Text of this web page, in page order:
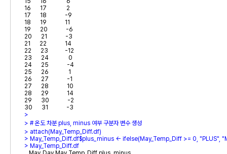
16      17             2
17      18            -9
18      19            11
19      20            -6
20      21            -3
21      22            14
22      23           -12
23      24             0
24      25            -4
25      26             1
26      27            -1
27      28            10
28      29            14
29      30            -2
>
> # 온도 차분 plus, minus 여부 구분자 변수 생성
> attach(May_Temp_Diff.df)
>
>